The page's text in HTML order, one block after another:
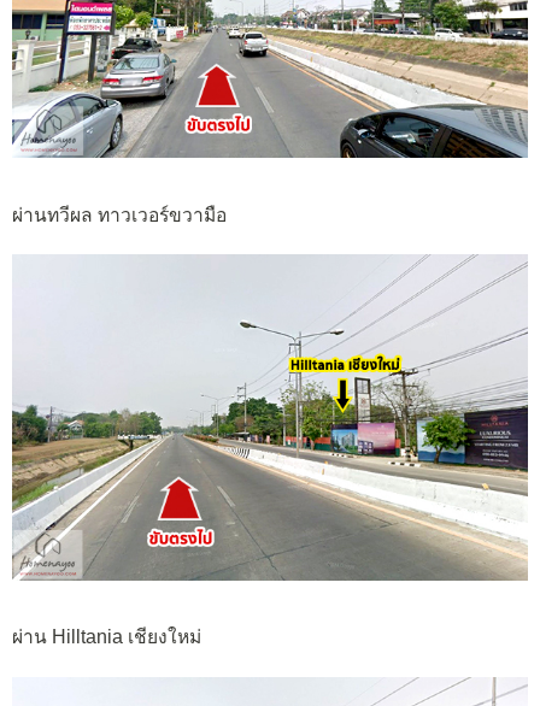
ผ่านทวีผล ทาวเวอร์ขวามือ
ผ่าน Hilltania เชียงใหม่